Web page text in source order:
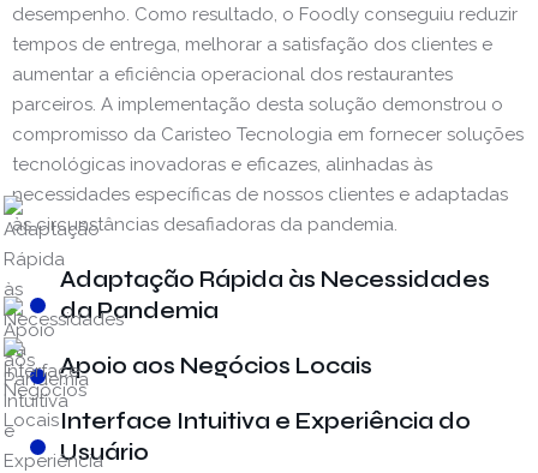
desempenho. Como resultado, o Foodly conseguiu reduzir
tempos de entrega, melhorar a satisfação dos clientes e
aumentar a eficiência operacional dos restaurantes
parceiros. A implementação desta solução demonstrou o
compromisso da Caristeo Tecnologia em fornecer soluções
tecnológicas inovadoras e eficazes, alinhadas às
necessidades específicas de nossos clientes e adaptadas
às circunstâncias desafiadoras da pandemia.
Adaptação Rápida às Necessidades
da Pandemia
Apoio aos Negócios Locais
Interface Intuitiva e Experiência do
Usuário